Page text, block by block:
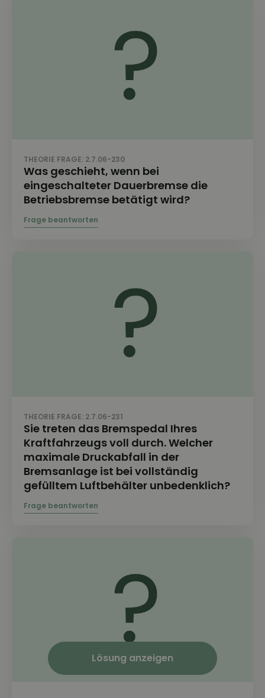
Lösung anzeigen
THEORIE FRAGE: 2.7.06-230
Was geschieht, wenn bei
eingeschalteter Dauerbremse die
Betriebsbremse betätigt wird?
THEORIE FRAGE: 2.7.06-231
Sie treten das Bremspedal Ihres
Kraftfahrzeugs voll durch. Welcher
maximale Druckabfall in der
Bremsanlage ist bei vollständig
gefülltem Luftbehälter unbedenklich?